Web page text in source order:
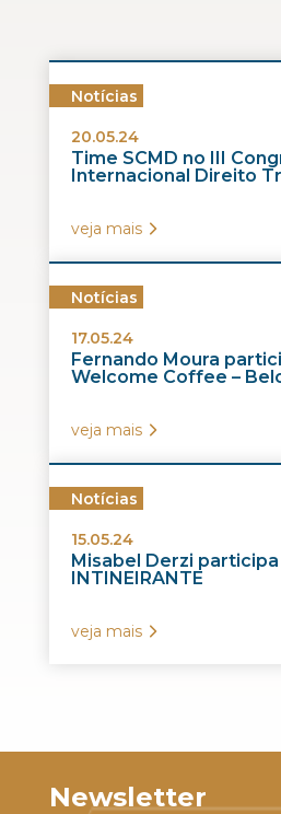
Notícias
20.05.24
Time SCMD no III
Internacional Direito
veja mais
Notícias
17.05.24
Fernando Moura
Welcome Coffee –
veja mais
Notícias
15.05.24
Misabel Derzi participa
INTINEIRANTE
veja mais
Newsletter